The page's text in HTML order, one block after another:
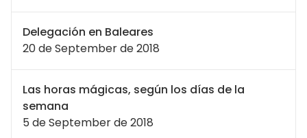
Delegación en Baleares
20 de September de 2018
Las horas mágicas, según los días de la
semana
5 de September de 2018